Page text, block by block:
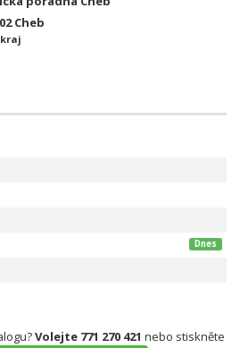
Cheb
Dnes
Volejte 771 270 421 nebo stiskněte